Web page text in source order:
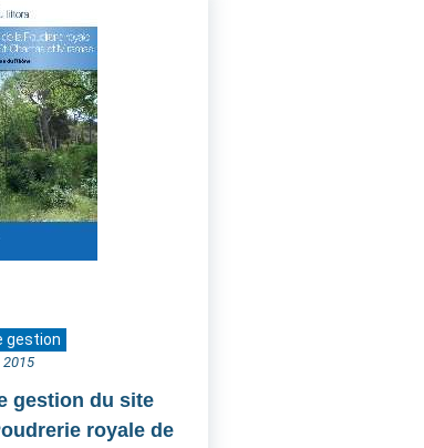
gestion
2015
gestion du site
royale de